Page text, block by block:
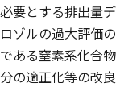
要とする排出量デ
ゾルの過大評価の
ある窒素系化合物
の適正化等の改良